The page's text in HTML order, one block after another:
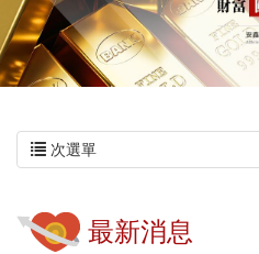
次選單
最新消息